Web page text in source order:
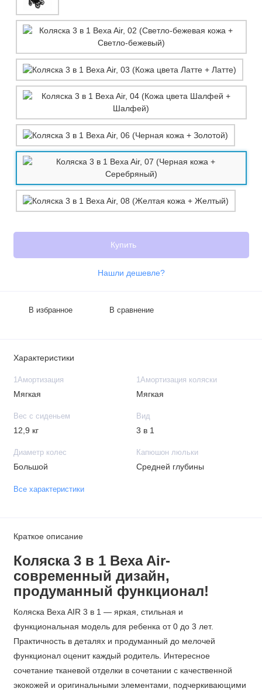
Купить
Нашли дешевле?
В избранное В сравнение
Характеристики
1Амортизация
Мягкая
1Амортизация коляски
Мягкая
Вес с сиденьем
12,9 кг
Вид
3 в 1
Диаметр колес
Большой
Капюшон люльки
Средней глубины
Все характеристики
Краткое описание
Коляска 3 в 1 Bexa Air-
современный дизайн,
продуманный функционал!
Коляска Bexa AIR 3 в 1 — яркая, стильная и
функциональная модель для ребенка от 0 до 3 лет.
Практичность в деталях и продуманный до мелочей
функционал оценит каждый родитель. Интересное
сочетание тканевой отделки в сочетании с качественной
экокожей и оригинальными элементами, подчеркивающими